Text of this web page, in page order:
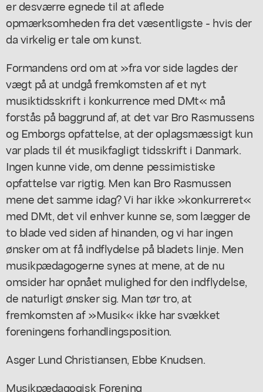
er desværre egnede til at aflede
opmærksomheden fra det væsentligste - hvis der
da virkelig er tale om kunst.
Formandens ord om at »fra vor side lagdes der
vægt på at undgå fremkomsten af et nyt
musiktidsskrift i konkurrence med DMt« må
forstås på baggrund af, at det var Bro Rasmussens
og Emborgs opfattelse, at der oplagsmæssigt kun
var plads til ét musikfagligt tidsskrift i Danmark.
Ingen kunne vide, om denne pessimistiske
opfattelse var rigtig. Men kan Bro Rasmussen
mene det samme idag? Vi har ikke »konkurreret«
med DMt, det vil enhver kunne se, som lægger de
to blade ved siden af hinanden, og vi har ingen
ønsker om at få indflydelse på bladets linje. Men
musikpædagogerne synes at mene, at de nu
omsider har opnået mulighed for den indflydelse,
de naturligt ønsker sig. Man tør tro, at
fremkomsten af »Musik« ikke har svækket
foreningens forhandlingsposition.
Asger Lund Christiansen, Ebbe Knudsen.
Musikpædagogisk Forening